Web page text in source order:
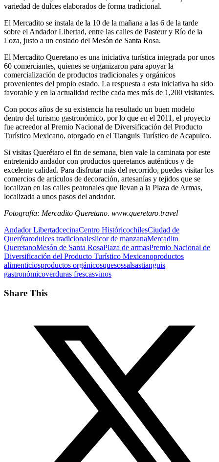
variedad de dulces elaborados de forma tradicional.
El Mercadito se instala de la 10 de la mañana a las 6 de la tarde
sobre el Andador Libertad, entre las calles de Pasteur y Río de la
Loza, justo a un costado del Mesón de Santa Rosa.
El Mercadito Queretano es una iniciativa turística integrada por unos
60 comerciantes, quienes se organizaron para apoyar la
comercialización de productos tradicionales y orgánicos
provenientes del propio estado. La respuesta a esta iniciativa ha sido
favorable y en la actualidad recibe cada mes más de 1,200 visitantes.
Con pocos años de su existencia ha resultado un buen modelo
dentro del turismo gastronómico, por lo que en el 2011, el proyecto
fue acreedor al Premio Nacional de Diversificación del Producto
Turístico Mexicano, otorgado en el Tianguis Turístico de Acapulco.
Si visitas Querétaro el fin de semana, bien vale la caminata por este
entretenido andador con productos queretanos auténticos y de
excelente calidad. Para disfrutar más del recorrido, puedes visitar los
comercios de artículos de decoración, artesanías y tejidos que se
localizan en las calles peatonales que llevan a la Plaza de Armas,
localizada a unos pasos del andador.
Fotografía: Mercadito Queretano. www.queretaro.travel
Andador LibertadcecinaCentro HistóricochilesCiudad de
Querétarodulces tradicionaleslicor de manzanaMercadito
QueretanoMesón de Santa RosaPlaza de armasPremio Nacional de
Diversificación del Producto Turístico Mexicanoproductos
alimenticiosproductos orgánicosquesossalsastianguis
gastronómicoverduras frescasvinos
Share This